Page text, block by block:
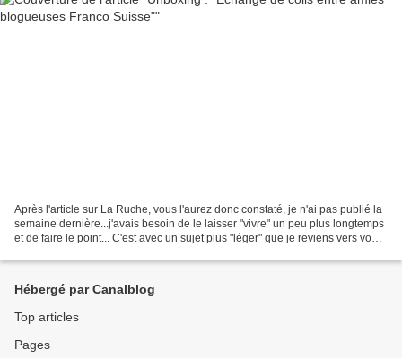
Après l'article sur La Ruche, vous l'aurez donc constaté, je n'ai pas publié la
semaine dernière...j'avais besoin de le laisser "vivre" un peu plus longtemps
et de faire le point... C'est avec un sujet plus "léger" que je reviens vers vous
Hébergé par Canalblog
Top articles
Pages